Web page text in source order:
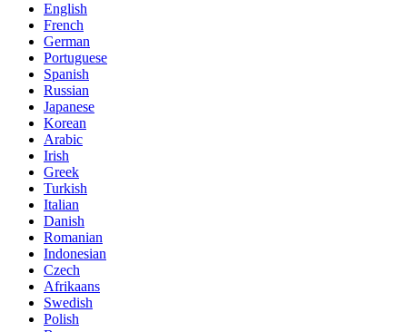
English
French
German
Portuguese
Spanish
Russian
Japanese
Korean
Arabic
Irish
Greek
Turkish
Italian
Danish
Romanian
Indonesian
Czech
Afrikaans
Swedish
Polish